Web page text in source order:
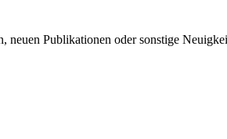
Publikationen oder sonstige